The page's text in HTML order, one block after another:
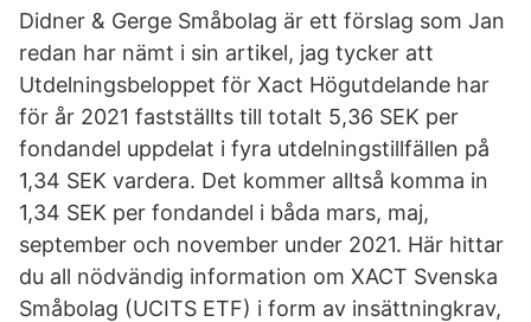
Didner & Gerge Småbolag är ett förslag som Jan
redan har nämt i sin artikel, jag tycker att
Utdelningsbeloppet för Xact Högutdelande har
för år 2021 fastställts till totalt 5,36 SEK per
fondandel uppdelat i fyra utdelningstillfällen på
1,34 SEK vardera. Det kommer alltså komma in
1,34 SEK per fondandel i båda mars, maj,
september och november under 2021. Här hittar
du all nödvändig information om XACT Svenska
Småbolag (UCITS ETF) i form av insättningkrav,